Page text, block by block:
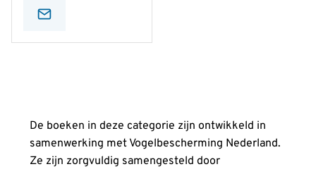
De boeken in deze categorie zijn ontwikkeld in
samenwerking met Vogelbescherming Nederland.
Ze zijn zorgvuldig samengesteld door